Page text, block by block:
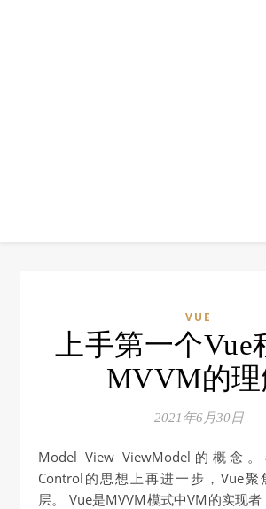
VUE
上手第一个Vue
MVVM的理
2021年6月30日
Model View ViewModel的概念。在Model View
Control的思想上再进一步，Vue聚
层。 Vue是MVVM模式中VM的实现